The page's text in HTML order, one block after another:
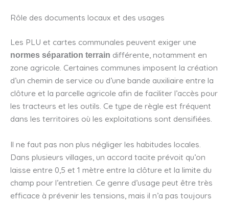
Rôle des documents locaux et des usages
Les PLU et cartes communales peuvent exiger une
normes séparation terrain différente, notamment en
zone agricole. Certaines communes imposent la création
d’un chemin de service ou d’une bande auxiliaire entre la
clôture et la parcelle agricole afin de faciliter l’accès pour
les tracteurs et les outils. Ce type de règle est fréquent
dans les territoires où les exploitations sont densifiées.
Il ne faut pas non plus négliger les habitudes locales.
Dans plusieurs villages, un accord tacite prévoit qu’on
laisse entre 0,5 et 1 mètre entre la clôture et la limite du
champ pour l’entretien. Ce genre d’usage peut être très
efficace à prévenir les tensions, mais il n’a pas toujours